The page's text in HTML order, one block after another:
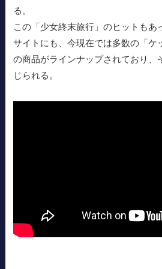
る。
この「少女終末旅行」のヒットもあ
サイトにも、今現在では多数の「ケ
の商品がラインナップされており、
じられる。